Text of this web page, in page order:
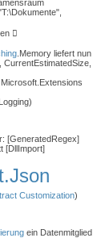

.Memory liefert nun
[GeneratedRegex]
[DllImport]
Customization)
ein Datenmitglied